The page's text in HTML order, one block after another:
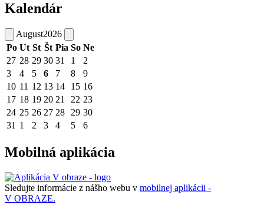
Kalendár
August2026
Po Ut St Št Pia So Ne
27 28 29 30 31 1
2
3
4 5 6 7 8
9
10 11 12 13 14 15 16
17 18 19 20 21 22 23
24 25 26 27 28 29 30
31 1 2 3 4 5 6
Mobilná aplikácia
Sledujte informácie z nášho webu v mobilnej aplikácii -
V OBRAZE.